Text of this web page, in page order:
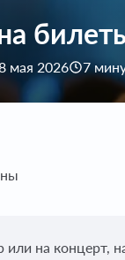
мая 2026 7
на концерт,